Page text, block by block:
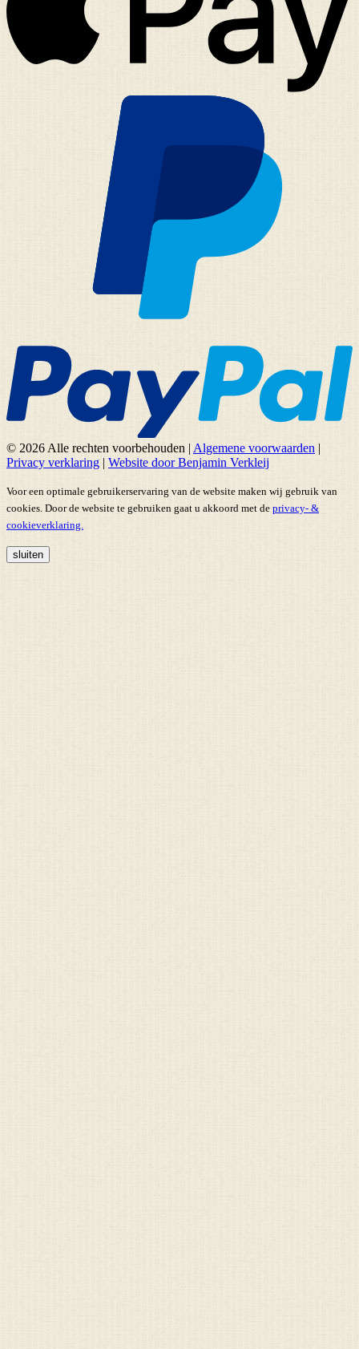
© 2026 Alle rechten voorbehouden | Algemene voorwaarden |
Privacy verklaring | Website door Benjamin Verkleij
Voor een optimale gebruikerservaring van de website maken wij gebruik van
cookies. Door de website te gebruiken gaat u akkoord met de privacy- &
cookieverklaring.
sluiten